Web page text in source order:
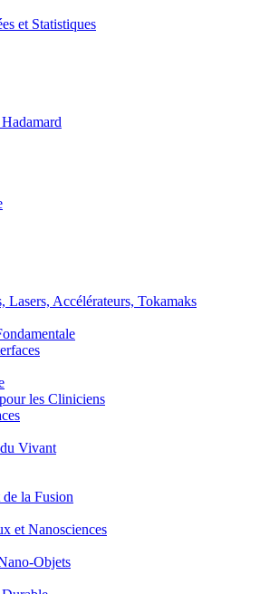
et Statistiques
Accélérateurs, Tokamaks
les Cliniciens
Vivant
la Fusion
et Nanosciences
Objets